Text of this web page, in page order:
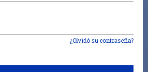
¿Olvidó su contraseña?